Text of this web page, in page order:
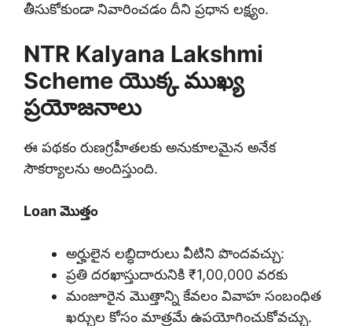
తీసుకోకుండా నివారించడం దీని ప్రధాన లక్ష్యం.
NTR Kalyana Lakshmi
Scheme యొక్క ముఖ్య
ప్రయోజనాలు
ఈ పథకం రుణగ్రహీతలకు అనుకూలమైన అనేక
సౌకర్యాలను అందిస్తుంది.
Loan మొత్తం
అర్హులైన లబ్ధిదారులు వీటిని పొందవచ్చు:
ప్రతి దరఖాస్తుదారునికి ₹1,00,000 వరకు
మంజూరైన మొత్తాన్ని కేవలం వివాహ సంబంధిత
ఖర్చుల కోసం మాత్రమే ఉపయోగించుకోవచ్చు.